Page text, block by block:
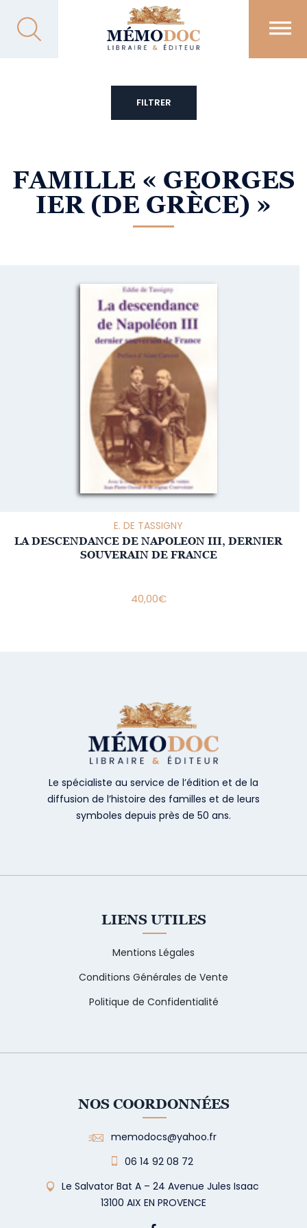
FAMILLE « GEORGES
IER (DE GRÈCE) »
E. DE TASSIGNY
LA DESCENDANCE DE NAPOLEON III, DERNIER
SOUVERAIN DE FRANCE
40,00€
FILTRER
Le spécialiste au service de l’édition et de la
diffusion de l’histoire des familles et de leurs
symboles depuis près de 50 ans.
LIENS UTILES
Mentions Légales
Conditions Générales de Vente
Politique de Confidentialité
NOS COORDONNÉES
memodocs@yahoo.fr
06 14 92 08 72
Le Salvator Bat A – 24 Avenue Jules Isaac
13100 AIX EN PROVENCE